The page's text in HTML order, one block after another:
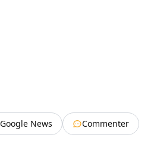
Google News
Commenter